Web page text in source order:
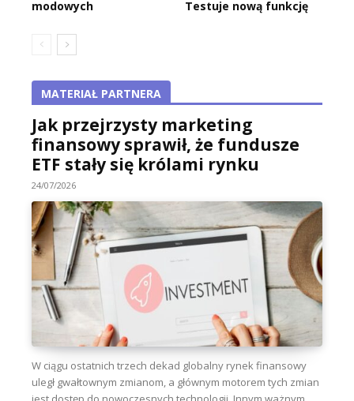
modowych
Testuje nową funkcję
MATERIAŁ PARTNERA
Jak przejrzysty marketing
finansowy sprawił, że fundusze
ETF stały się królami rynku
24/07/2026
W ciągu ostatnich trzech dekad globalny rynek finansowy
uległ gwałtownym zmianom, a głównym motorem tych zmian